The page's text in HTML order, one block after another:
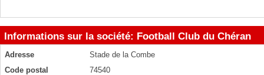
Informations sur la société: Football Club du Chéran
Adresse
Stade de la Combe
Code postal
74540